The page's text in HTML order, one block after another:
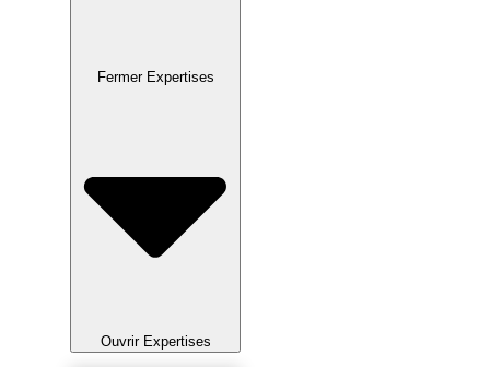
Fermer Expertises
Ouvrir Expertises